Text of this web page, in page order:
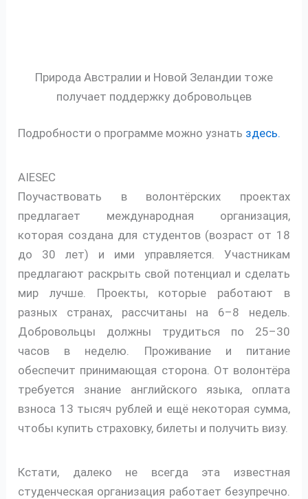
Природа Австралии и Новой Зеландии тоже
получает поддержку добровольцев
Подробности о программе можно узнать здесь.
AIESEC
Поучаствовать в волонтёрских проектах
предлагает международная организация,
которая создана для студентов (возраст от 18
до 30 лет) и ими управляется. Участникам
предлагают раскрыть свой потенциал и сделать
мир лучше. Проекты, которые работают в
разных странах, рассчитаны на 6–8 недель.
Добровольцы должны трудиться по 25–30
часов в неделю. Проживание и питание
обеспечит принимающая сторона. От волонтёра
требуется знание английского языка, оплата
взноса 13 тысяч рублей и ещё некоторая сумма,
чтобы купить страховку, билеты и получить визу.
Кстати, далеко не всегда эта известная
студенческая организация работает безупречно.